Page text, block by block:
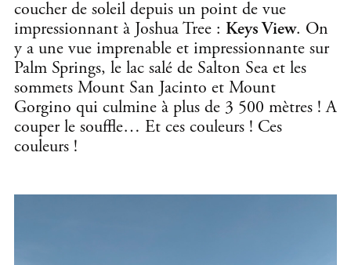
coucher de soleil depuis un point de vue
impressionnant à Joshua Tree : Keys View. On
y a une vue imprenable et impressionnante sur
Palm Springs, le lac salé de Salton Sea et les
sommets Mount San Jacinto et Mount
Gorgino qui culmine à plus de 3 500 mètres ! A
couper le souffle… Et ces couleurs ! Ces
couleurs !